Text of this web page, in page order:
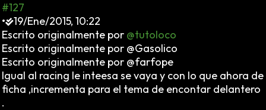
#127
•
19/Ene/2015, 10:22
Escrito originalmente por @tutoloco
Escrito originalmente por @Gasolico
Escrito originalmente por @farfope
Igual al racing le inteesa se vaya y con lo que ahora de
ficha ,incrementa para el tema de encontar delantero
.